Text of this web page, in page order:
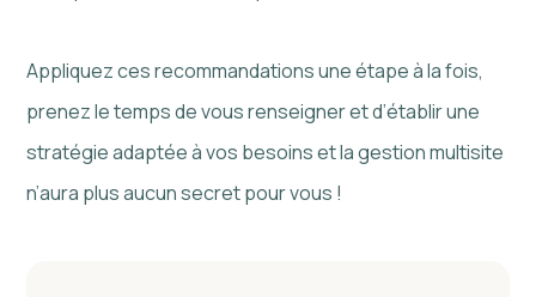
Appliquez ces recommandations une étape à la fois,
prenez le temps de vous renseigner et d’établir une
stratégie adaptée à vos besoins et la gestion multisite
n’aura plus aucun secret pour vous !